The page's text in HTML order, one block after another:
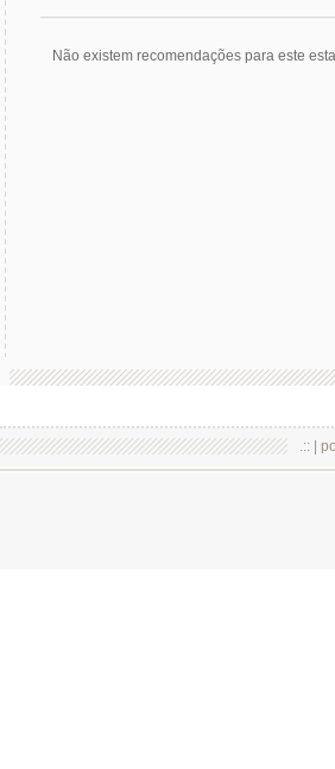
Não existem recomendações para este
.:: |